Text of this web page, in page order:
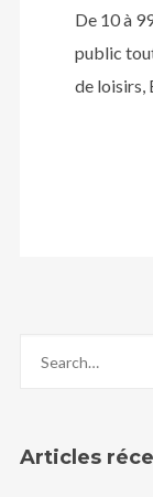
De 10 à
public
de loisirs,
Articles